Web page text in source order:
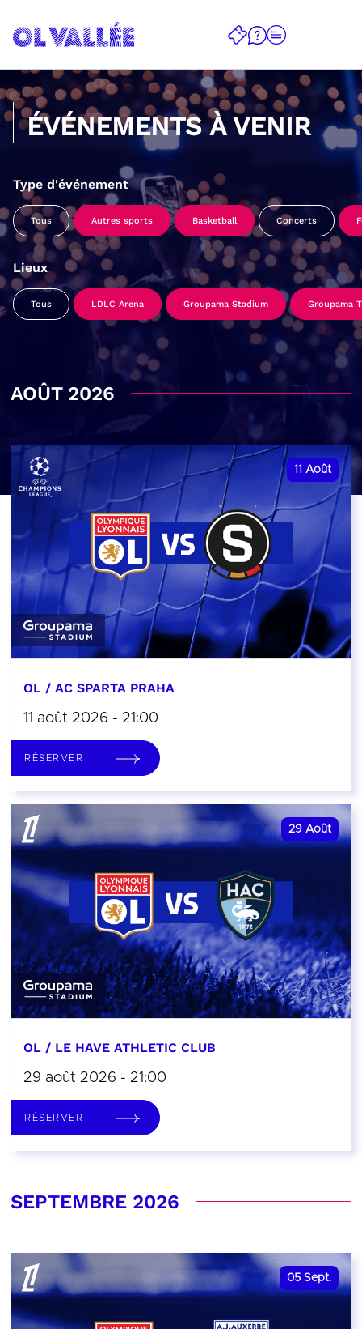
ÉVÉNEMENTS À VENIR
Type d'événement
Tous Autres sports Basketball Concerts
Lieux
Tous LDLC Arena Groupama Stadium Groupama
AOÛT 2026
11 Août
OL / AC SPARTA PRAHA
11 août 2026 - 21:00
RÉSERVER
29 Août
OL / LE HAVE ATHLETIC CLUB
29 août 2026 - 21:00
RÉSERVER
SEPTEMBRE 2026
05 Sept.